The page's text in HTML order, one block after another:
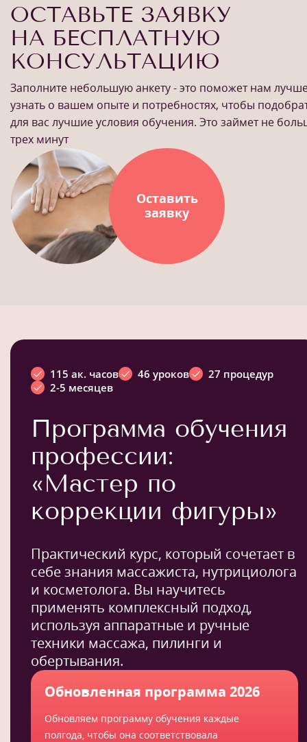
ОСТАВЬТЕ ЗАЯВКУ
НА БЕСПЛАТНУЮ
КОНСУЛЬТАЦИЮ
Заполните небольшую анкету - это поможет нам
узнать о вашем опыте и потребностях, чтобы
для вас лучшие условия обучения. Это займет не
трех минут
Оставить
заявку
115 ак. часов 46 уроков
27 процедур
2-5 месяцев
Программа обучения
профессии:
«Мастер по
коррекции фигуры»
Практический курс, который сочетает в
себе знания массажиста, нутрициолога
и косметолога. Вы научитесь
применять комплексный подход,
используя аппаратные и ручные
техники массажа, пилинги и
обертывания.
Обновленная программа 2026
Обновляем программу обучения каждые
полгода, чтобы она соответствовала